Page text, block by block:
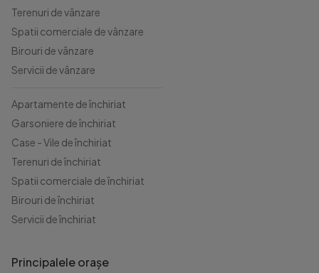
Terenuri de vânzare
Spatii comerciale de vânzare
Birouri de vânzare
Servicii de vânzare
Apartamente de închiriat
Garsoniere de închiriat
Case - Vile de închiriat
Terenuri de închiriat
Spatii comerciale de închiriat
Birouri de închiriat
Servicii de închiriat
Principalele orașe